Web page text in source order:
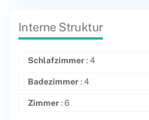
Interne Struktur
Schlafzimmer: 4
Badezimmer: 4
Zimmer: 6